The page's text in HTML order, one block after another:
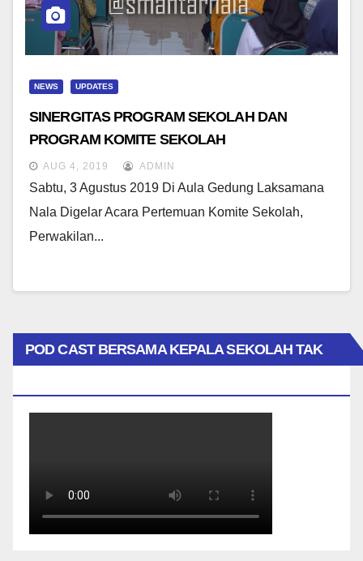
NEWS UPDATES
SINERGITAS PROGRAM SEKOLAH DAN
PROGRAM KOMITE SEKOLAH
AUG 4, 2019 ADMIN
Sabtu, 3 Agustus 2019 Di Aula Gedung Laksamana
Nala Digelar Acara Pertemuan Komite Sekolah,
Perwakilan...
POD CAST BERSAMA KEPALA SEKOLAH TAK